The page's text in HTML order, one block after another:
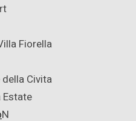
Fiorella
Civita
Estate
N